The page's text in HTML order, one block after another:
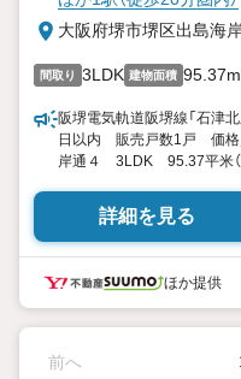
大阪府堺市堺区出島海
間取り 3LDK 建物面積
阪堺電気軌道阪堺線「石
日以内 販売戸数1戸 価格
岸通４ 3LDK 95.37平米
詳細を見る
ほか提供
前へ